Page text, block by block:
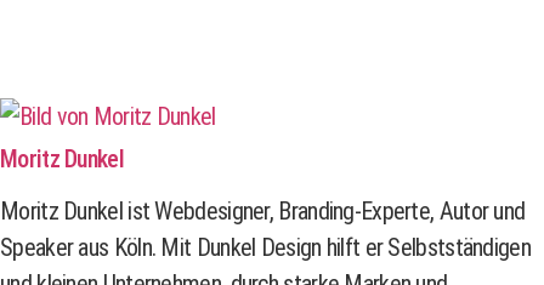
Moritz Dunkel
Moritz Dunkel ist Webdesigner, Branding-Experte, Autor und
Speaker aus Köln. Mit Dunkel Design hilft er Selbstständigen